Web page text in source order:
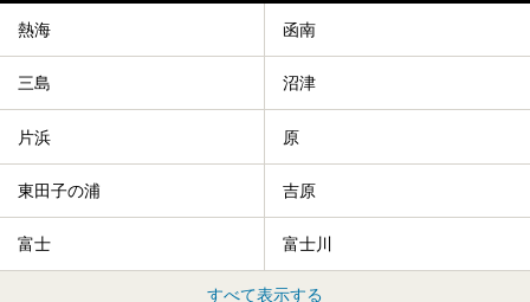
熱海 函南
三島 沼津
片浜 原
東田子の浦 吉原
富士 富士川
すべて表示する